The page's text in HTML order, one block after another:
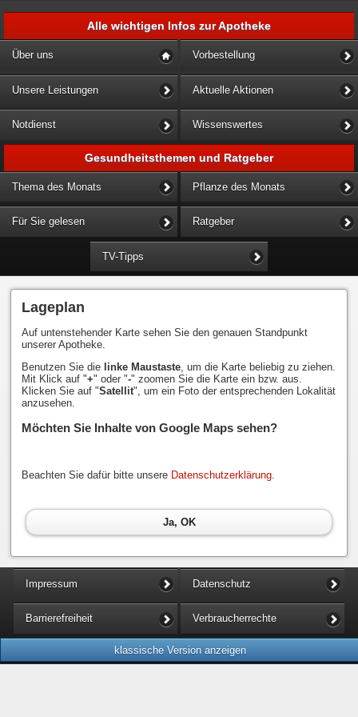
Alle wichtigen Infos zur Apotheke
Über uns Vorbestellung
Unsere Leistungen Aktuelle Aktionen
Notdienst Wissenswertes
Gesundheitsthemen und Ratgeber
Thema des Monats Pflanze des Monats
Für Sie gelesen Ratgeber
TV-Tipps
Lageplan
Auf untenstehender Karte sehen Sie den genauen Standpunkt
unserer Apotheke.
Benutzen Sie die linke Maustaste, um die Karte beliebig zu ziehen.
Mit Klick auf "+" oder "-" zoomen Sie die Karte ein bzw. aus.
Klicken Sie auf "Satellit", um ein Foto der entsprechenden Lokalität
anzusehen.
Möchten Sie Inhalte von Google Maps sehen?
Beachten Sie dafür bitte unsere Datenschutzerklärung.
Ja, OK
Impressum Datenschutz
Barrierefreiheit Verbraucherrechte
klassische Version anzeigen